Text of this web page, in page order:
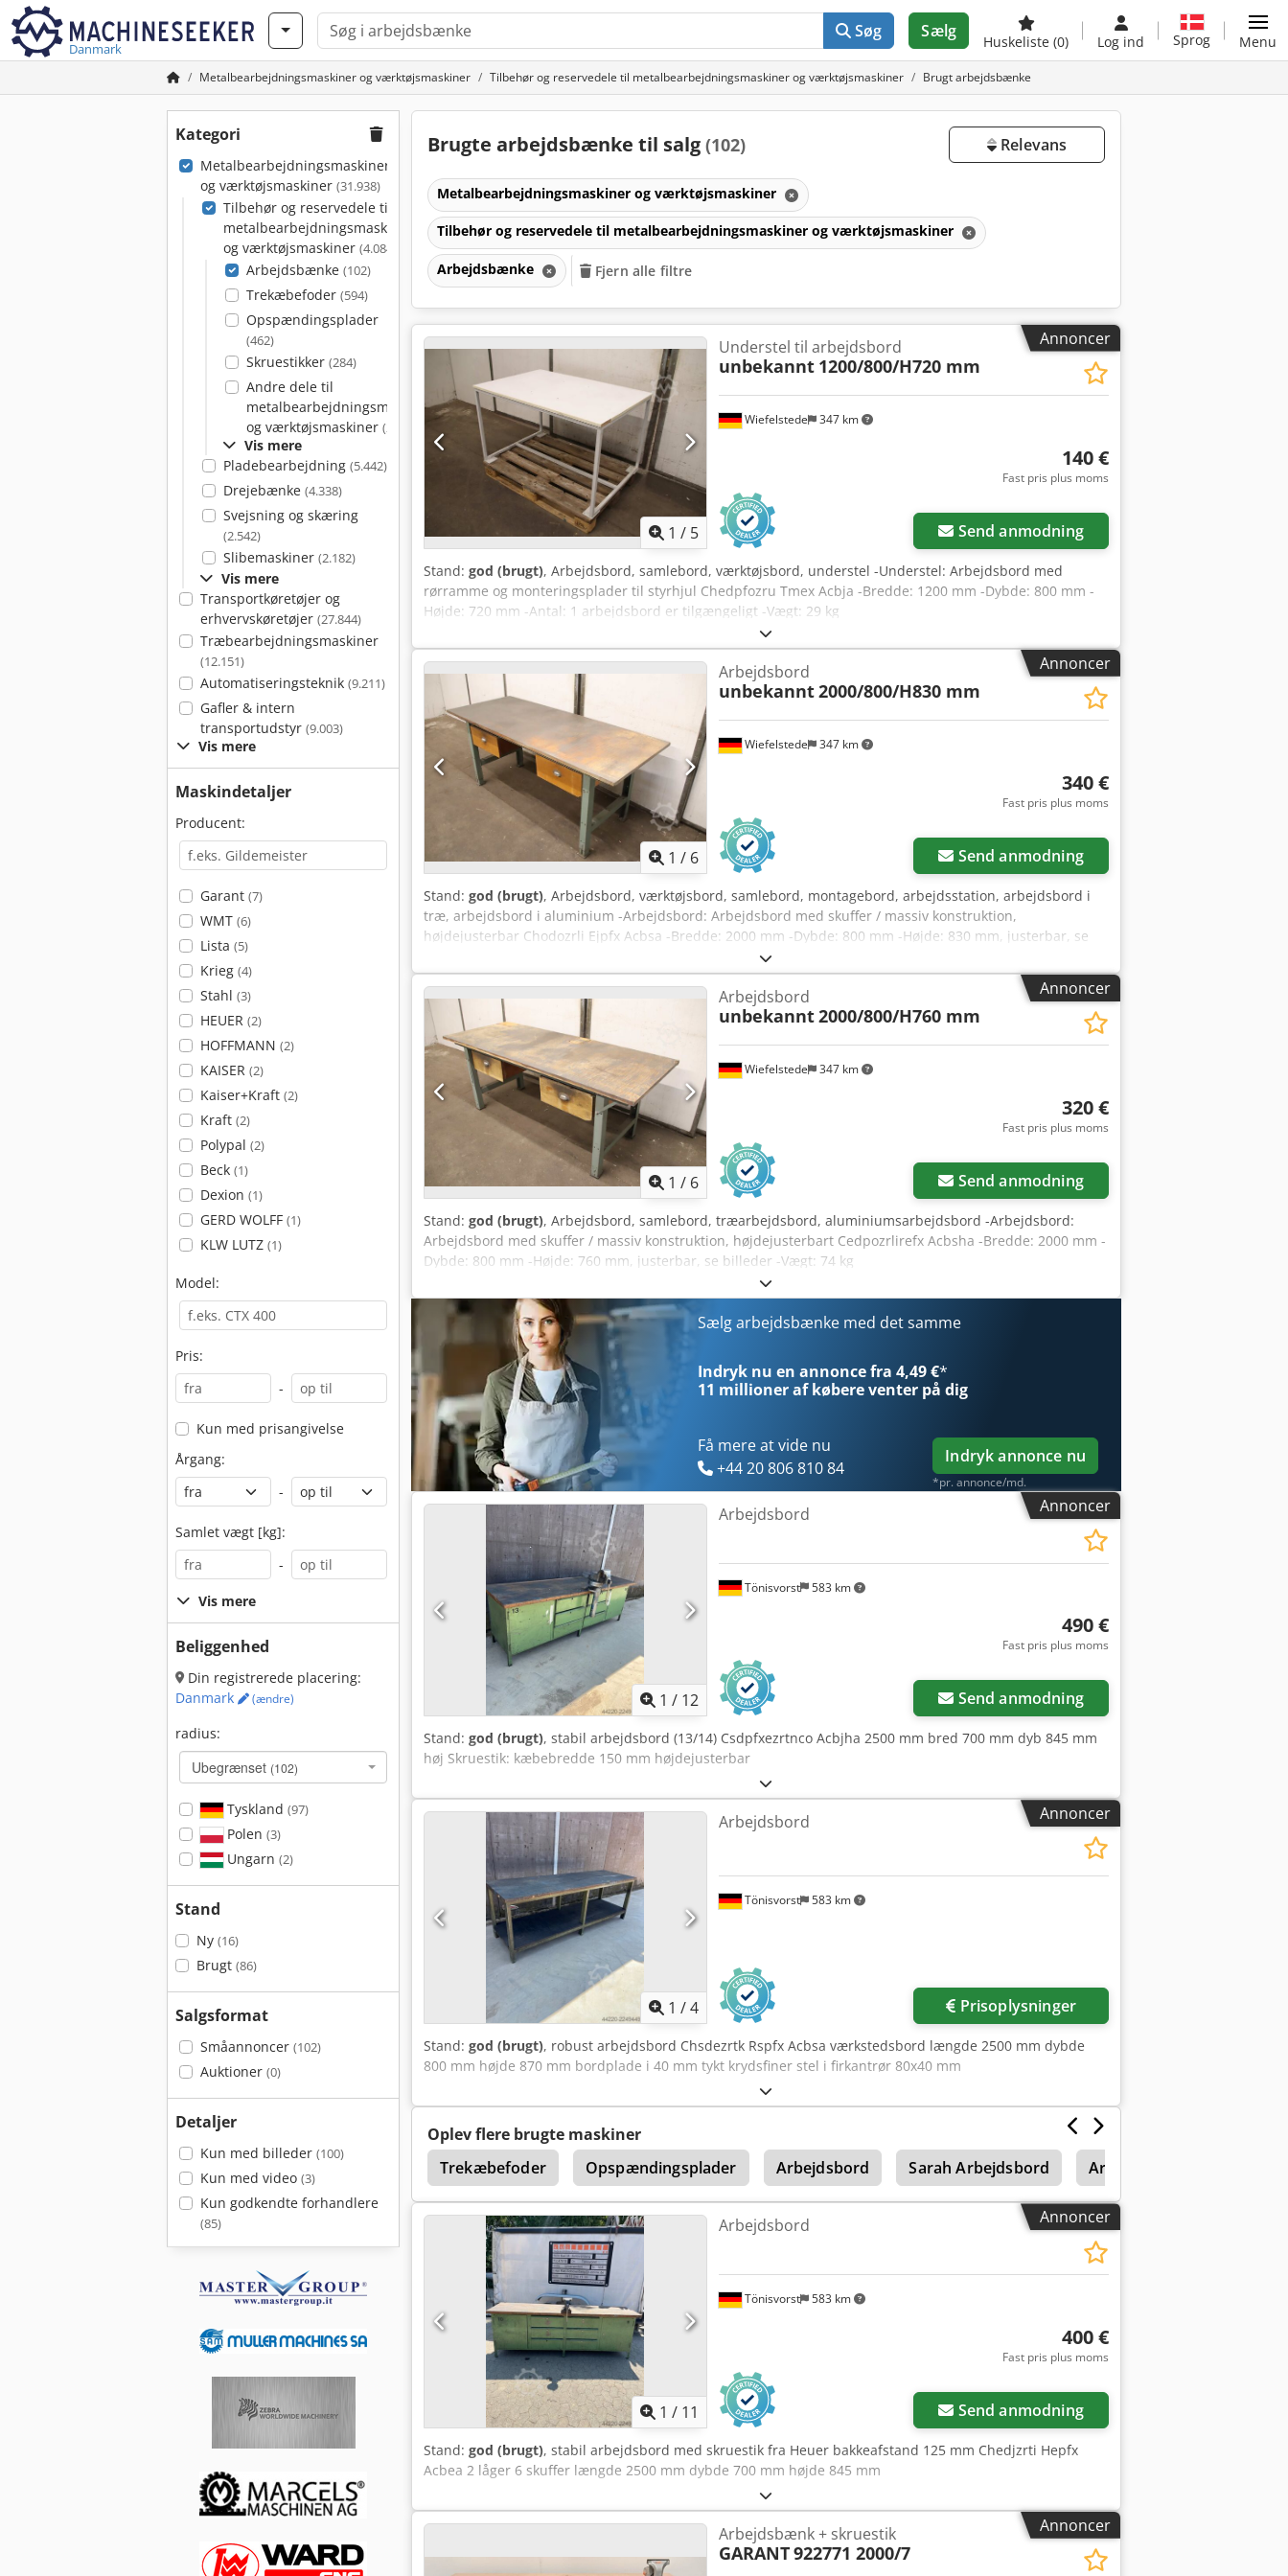
Danmark
Søg Sælg
Huskeliste (0) Log ind Sprog Menu
Metalbearbejdningsmaskiner og værktøjsmaskiner Tilbehør og reservedele til metalbearbejdningsmaskiner og værktøjsmaskiner Brugt arbejdsbænke
Kategori
Metalbearbejdningsmaskiner
og værktøjsmaskiner (31.938)
Tilbehør og reservedele til
metalbearbejdningsmaskiner
og værktøjsmaskiner (4.084)
Arbejdsbænke (102)
Trekæbefoder (594)
Opspændingsplader
(462)
Skruestikker (284)
Andre dele til
metalbearbejdningsmaskiner
og værktøjsmaskiner (279)
Vis mere
Pladebearbejdning (5.442)
Drejebænke (4.338)
Svejsning og skæring
(2.542)
Slibemaskiner (2.182)
Vis mere
Transportkøretøjer og
erhvervskøretøjer (27.844)
Træbearbejdningsmaskiner
(12.151)
Automatiseringsteknik (9.211)
Gafler & intern
transportudstyr (9.003)
Vis mere
Maskindetaljer
Producent:
Garant (7)
WMT (6)
Lista (5)
Krieg (4)
Stahl (3)
HEUER (2)
HOFFMANN (2)
KAISER (2)
Kaiser+Kraft (2)
Kraft (2)
Polypal (2)
Beck (1)
Dexion (1)
GERD WOLFF (1)
KLW LUTZ (1)
Model:
Pris:
-
Kun med prisangivelse
Årgang:
-
Samlet vægt [kg]:
-
Vis mere
Beliggenhed
Din registrerede placering:
Danmark
(ændre)
radius:
Ubegrænset (102)
Tyskland (97)
Polen (3)
Ungarn (2)
Stand
Ny (16)
Brugt (86)
Salgsformat
Småannoncer (102)
Auktioner (0)
Detaljer
Kun med billeder (100)
Kun med video (3)
Kun godkendte forhandlere
(85)
Brugte arbejdsbænke til salg (102) Relevans
Metalbearbejdningsmaskiner og værktøjsmaskiner
Tilbehør og reservedele til metalbearbejdningsmaskiner og værktøjsmaskiner
Arbejdsbænke Fjern alle filtre
Annoncer
1 / 5
Wiefelstede 347 km
Understel til arbejdsbord
unbekannt 1200/800/H720 mm
140 €
Fast pris plus moms
Send anmodning
Stand: god (brugt), Arbejdsbord, samlebord, værktøjsbord, understel -Understel: Arbejdsbord med
rørramme og monteringsplader til styrhjul Chedpfozru Tmex Acbja -Bredde: 1200 mm -Dybde: 800 mm -
Højde: 720 mm -Antal: 1 arbejdsbord er tilgængeligt -Vægt: 29 kg
Annoncer
1 / 6
Wiefelstede 347 km
Arbejdsbord
unbekannt2000/800/H830 mm
340 €
Fast pris plus moms
Send anmodning
Stand: god (brugt), Arbejdsbord, værktøjsbord, samlebord, montagebord, arbejdsstation, arbejdsbord i
træ, arbejdsbord i aluminium -Arbejdsbord: Arbejdsbord med skuffer / massiv konstruktion,
højdejusterbar Chodozrli Ejpfx Acbsa -Bredde: 2000 mm -Dybde: 800 mm -Højde: 830 mm, justerbar, se
Annoncer
1 / 6
Wiefelstede 347 km
Arbejdsbord
unbekannt2000/800/H760 mm
320 €
Fast pris plus moms
Send anmodning
Stand: god (brugt), Arbejdsbord, samlebord, træarbejdsbord, aluminiumsarbejdsbord -Arbejdsbord:
Arbejdsbord med skuffer / massiv konstruktion, højdejusterbart Cedpozrlirefx Acbsha -Bredde: 2000 mm -
Dybde: 800 mm -Højde: 760 mm, justerbar, se billeder -Vægt: 74 kg
Sælg arbejdsbænke med det samme
Indryk nu en annonce fra 4,49 €*
11 millioner af købereventer på dig
Få mere at vide nu
+44 20 806 810 84
Indryk annonce nu
*pr. annonce/md.
Annoncer
1 / 12
Tönisvorst 583 km
Arbejdsbord
490 €
Fast pris plus moms
Send anmodning
Stand: god (brugt), stabil arbejdsbord (13/14) Csdpfxezrtnco Acbjha 2500 mm bred 700 mm dyb 845 mm
høj Skruestik: kæbebredde 150 mm højdejusterbar
Annoncer
1 /4
Tönisvorst 583 km
Arbejdsbord
Prisoplysninger
Stand: god (brugt), robust arbejdsbord Chsdezrtk Rspfx Acbsa værkstedsbord længde 2500 mm dybde
800 mm højde 870 mm bordplade i 40 mm tykt krydsfiner stel i firkantrør 80x40 mm
Oplev flere brugte maskiner
Trekæbefoder
Opspændingsplader Arbejdsbord Sarah Arbejdsbord Arbejdsborde
Mengele Garant 5402 Mengele Garant 330
Annoncer
1 / 11
Tönisvorst 583 km
Arbejdsbord
400 €
Fast pris plus moms
Send anmodning
Stand: god (brugt), stabil arbejdsbord med skruestik fra Heuer bakkeafstand 125 mm Chedjzrti Hepfx
Acbea 2 låger 6 skuffer længde 2500 mm dybde 700 mm højde 845 mm
Annoncer
Arbejdsbænk + skruestik
GARANT922771 2000/7